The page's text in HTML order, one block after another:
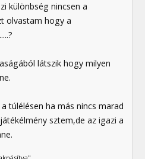
különbség nincsen a
olvastam hogy a
látszik hogy milyen
túlélésen ha más nincs marad
sztem,de az igazi a